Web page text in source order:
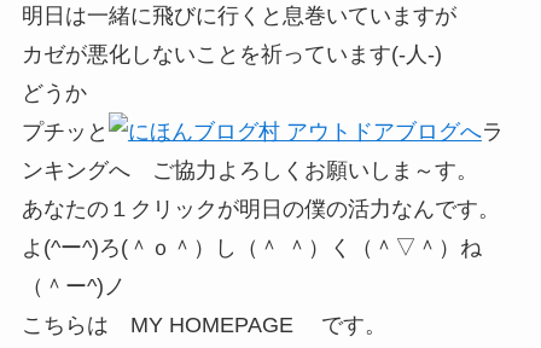
明日は一緒に飛びに行くと息巻いていますが
カゼが悪化しないことを祈っています(-人-)
どうか
プチッと
ラ
ンキングへ ご協力よろしくお願いしま～す。
あなたの１クリックが明日の僕の活力なんです。
よ(^ー^)ろ(＾ｏ＾）し（＾ ＾）く（＾▽＾）ね
（＾ー^)ノ
こちらは MY HOMEPAGE です。